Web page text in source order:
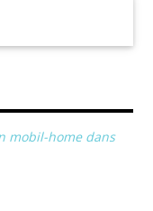
mobil-home dans